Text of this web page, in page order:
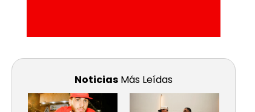
Noticias Más Leídas